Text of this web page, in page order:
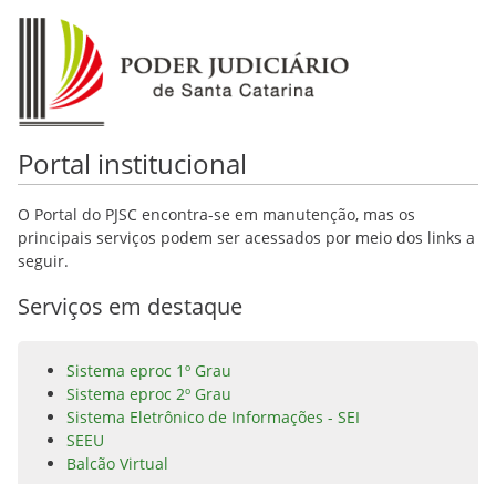
Portal institucional
O Portal do PJSC encontra-se em manutenção, mas os
principais serviços podem ser acessados por meio dos links a
seguir.
Serviços em destaque
Sistema eproc 1º Grau
Sistema eproc 2º Grau
Sistema Eletrônico de Informações - SEI
SEEU
Balcão Virtual